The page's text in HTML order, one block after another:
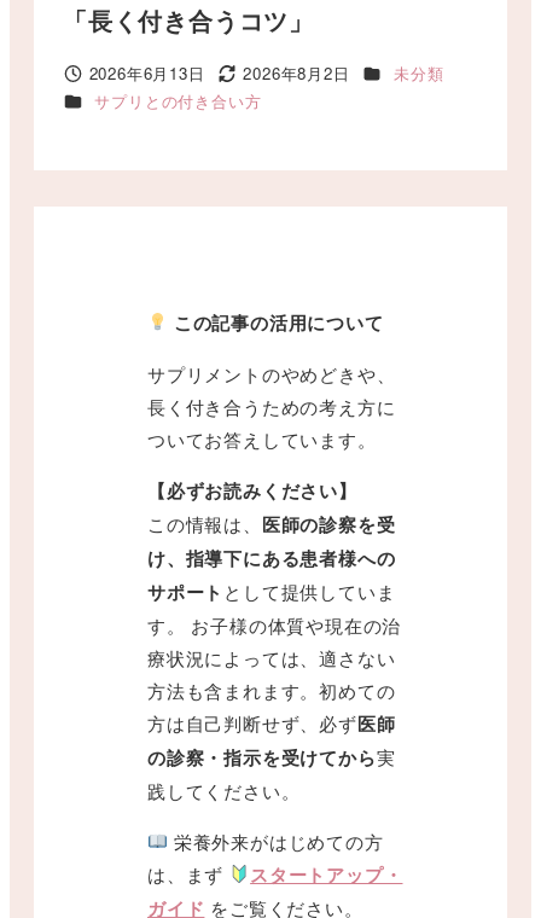
「長く付き合うコツ」
投稿日
2026年6月13日
更新日
2026年8月2日 カテゴリー
未分類
カテゴリー
サプリとの付き合い方
この記事の活用について
サプリメントのやめどきや、
長く付き合うための考え方に
ついてお答えしています。
【必ずお読みください】
この情報は、 医師の診察を受
け、指導下にある患者様への
サポート として提供していま
す。 お子様の体質や現在の治
療状況によっては、適さない
方法も含まれます。初めての
方は自己判断せず、必ず医師
の診察・指示を受けてから実
践してください。
栄養外来がはじめての方
は、まず
スタートアップ・
ガイド をご覧ください。